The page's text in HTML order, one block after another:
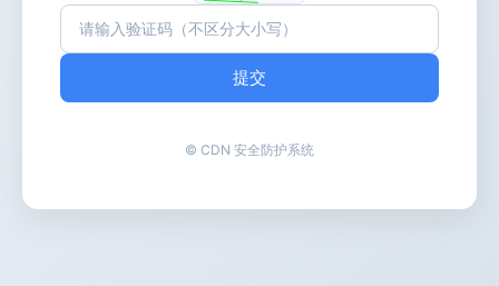
提交
© CDN 安全防护系统